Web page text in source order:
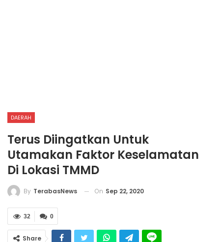
DAERAH
Terus Diingatkan Untuk
Utamakan Faktor Keselamatan
Di Lokasi TMMD
By TerabasNews On Sep 22, 2020
0
32
Share